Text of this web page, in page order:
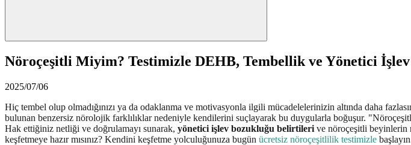
Nöroçeşitli Miyim? Testimizle DEHB, Tembellik ve Yönetici
2025/07/06
Hiç tembel olup olmadığınızı ya da odaklanma ve motivasyonla ilgili mücadelelerinizin altında daha
bulunan benzersiz nörolojik farklılıklar nedeniyle kendilerini suçlayarak bu duygularla boğuşur.
Hak ettiğiniz netliği ve doğrulamayı sunarak, yönetici işlev bozukluğu belirtileri ve nöroçeşitli beyinlerin
keşfetmeye hazır mısınız? Kendini keşfetme yolculuğunuza bugün ücretsiz nöroçeşitlilik testimizle